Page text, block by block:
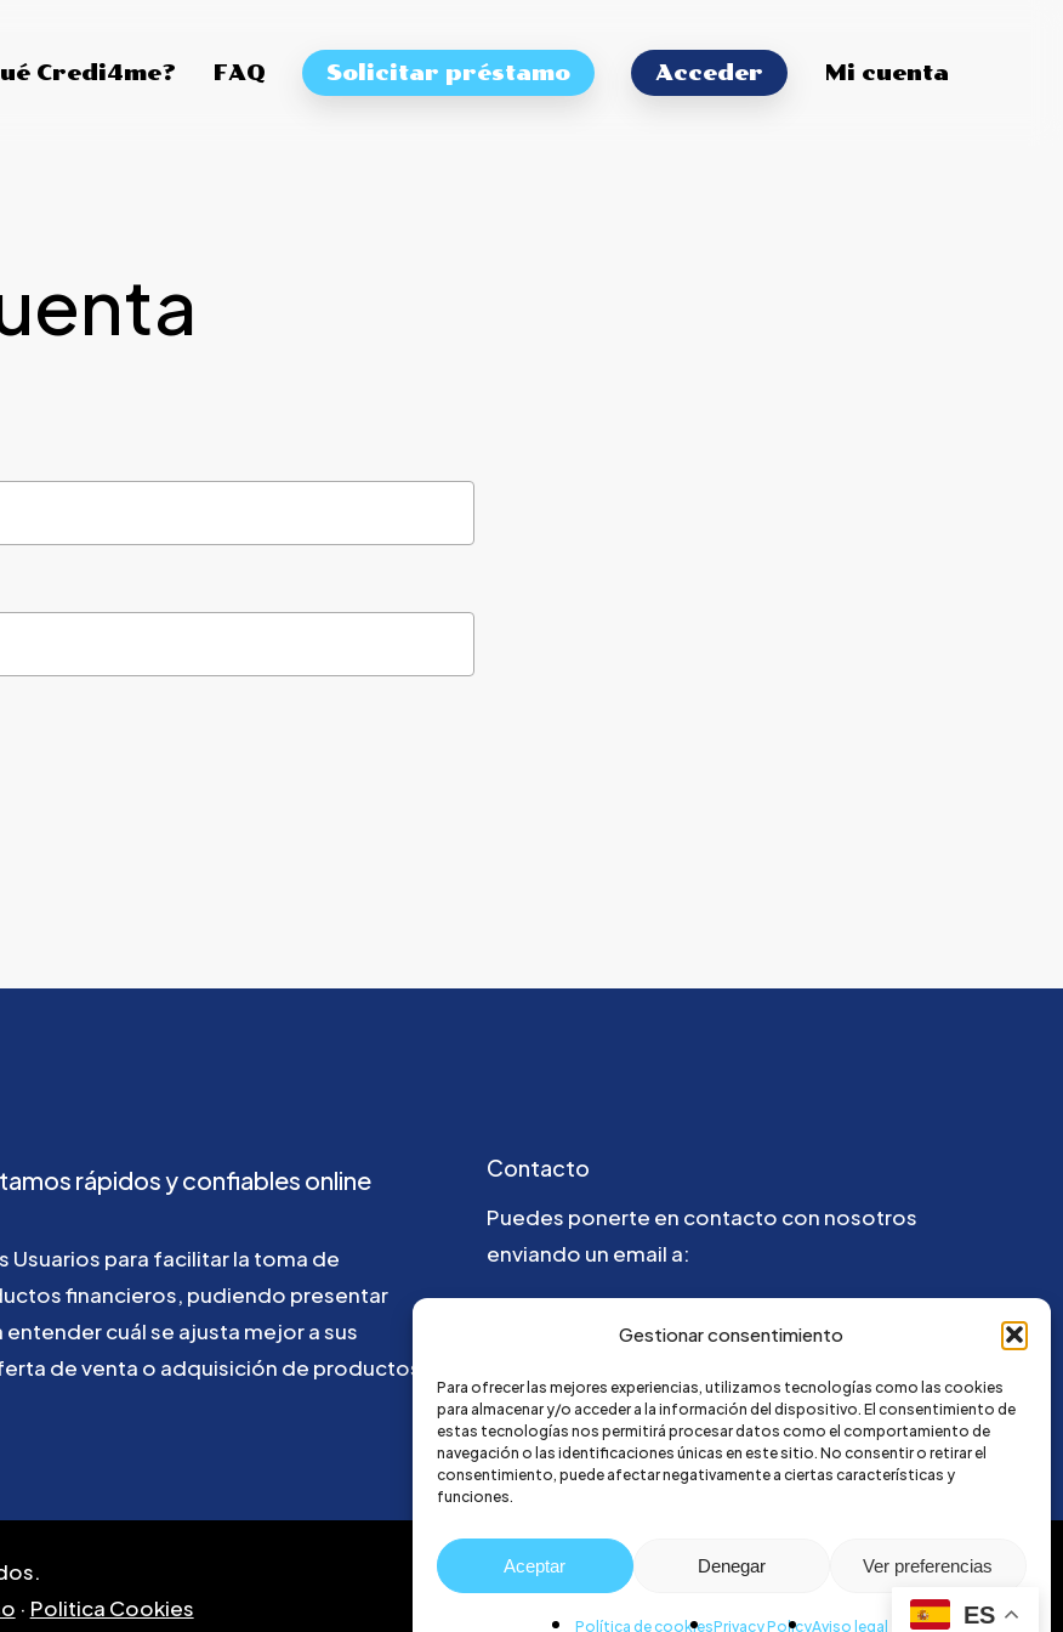
Gestionar consentimiento
Para ofrecer las mejores experiencias, utilizamos tecnologías como las cookies
para almacenar y/o acceder a la información del dispositivo. El consentimiento de
estas tecnologías nos permitirá procesar datos como el comportamiento de
navegación o las identificaciones únicas en este sitio. No consentir o retirar el
consentimiento, puede afectar negativamente a ciertas características y
funciones.
Aceptar Denegar Ver preferencias
Política de cookiesPrivacy PolicyAviso legal
Credi4me? FAQ Solicitar préstamo Acceder Mi cuenta
rápidosyconfiables online
Usuarios para facilitarla toma de
financieros, pudiendo presentar
entendercuálse ajusta mejorasus
deventa o adquisición de productos
Contacto
Puedes ponerte en contacto con nosotros
enviando un email a:
· Politica Cookies ES